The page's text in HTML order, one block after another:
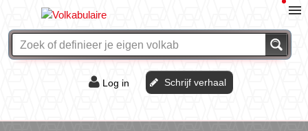
Log in Schrijf verhaal